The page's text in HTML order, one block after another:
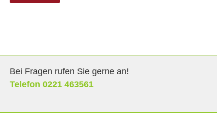
Bei Fragen rufen Sie gerne an!
Telefon 0221 463561